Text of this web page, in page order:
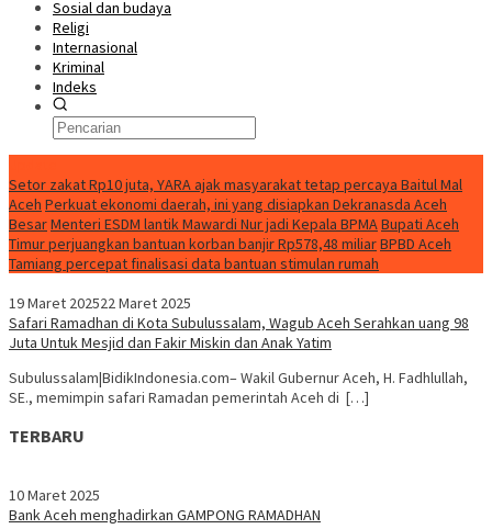
Sosial dan budaya
Religi
Internasional
Kriminal
Indeks
Setor zakat Rp10 juta, YARA ajak masyarakat tetap percaya Baitul Mal
Aceh Perkuat ekonomi daerah, ini yang disiapkan Dekranasda Aceh
BesarMenteri ESDM lantik Mawardi Nur jadi Kepala BPMABupati Aceh
Timur perjuangkan bantuan korban banjir Rp578,48 miliarBPBD Aceh
Tamiang percepat finalisasi data bantuan stimulan rumah
19 Maret 202522 Maret 2025
Safari Ramadhan di Kota Subulussalam, Wagub Aceh Serahkan uang 98
Juta Untuk Mesjid dan Fakir Miskin dan Anak Yatim
Subulussalam|BidikIndonesia.com– Wakil Gubernur Aceh, H. Fadhlullah,
SE., memimpin safari Ramadan pemerintah Aceh di […]
TERBARU
10 Maret 2025
Bank Aceh menghadirkan GAMPONG RAMADHAN